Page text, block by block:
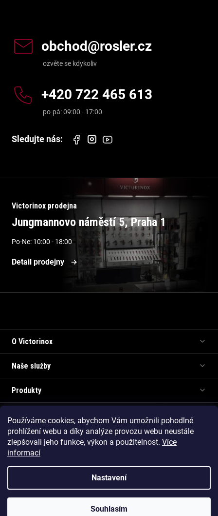
Používáme cookies, abychom Vám umožnili pohodlné
prohlížení webu a díky analýze provozu webu neustále
zlepšovali jeho funkce, výkon a použitelnost. Více
informací
Nastavení
Souhlasím
obchod@rosler.cz
+420 722 465 613
Victorinox prodejna
Jungmannovo náměstí 5, Praha 1
Po-Ne: 10:00 - 18:00
Detail prodejny
O Victorinox
Naše služby
Produkty
Vytvořil Shoptet Premium
Copyright 2026 Victorinox.cz . Všechna práva vyhrazena.